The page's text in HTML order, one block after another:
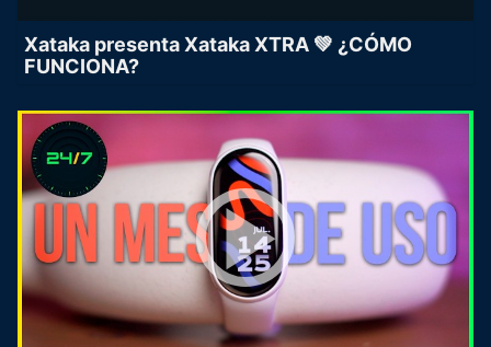
Xataka presenta Xataka XTRA 💚 ¿CÓMO
FUNCIONA?